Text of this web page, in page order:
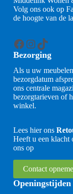
Volg ons ook op
de hoogte van de
Facebook
Instagram
TikTok
Bezorging
Als u uw
bezorgdatum
ons centrale
bezorgtarieven of
winkel.
Lees hier ons
Heeft u een klacht
ons op
Contact
Openingstijden